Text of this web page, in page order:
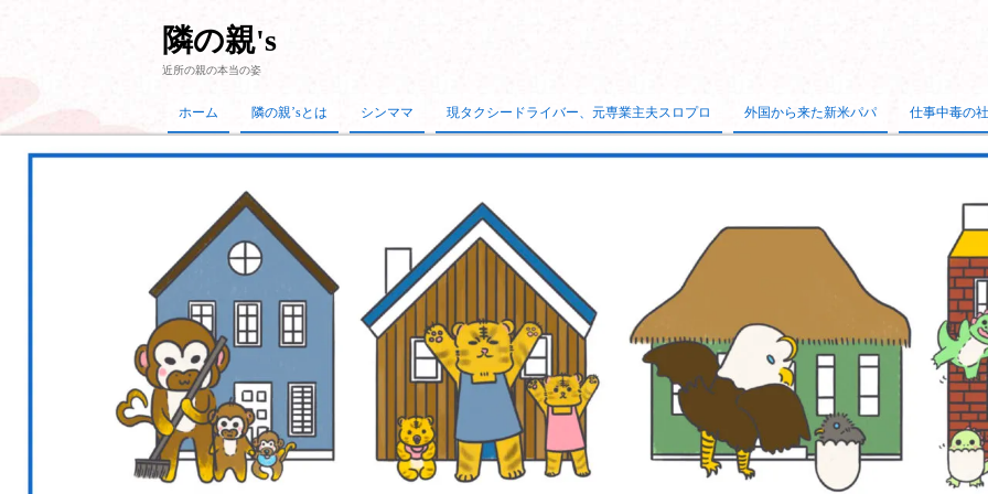
隣の親's
近所の親の本当の姿
ホーム 隣の親’sとは シンママ 現タクシードライバー、元専業主夫スロプロ 外国から来た新米パパ 仕事中毒の